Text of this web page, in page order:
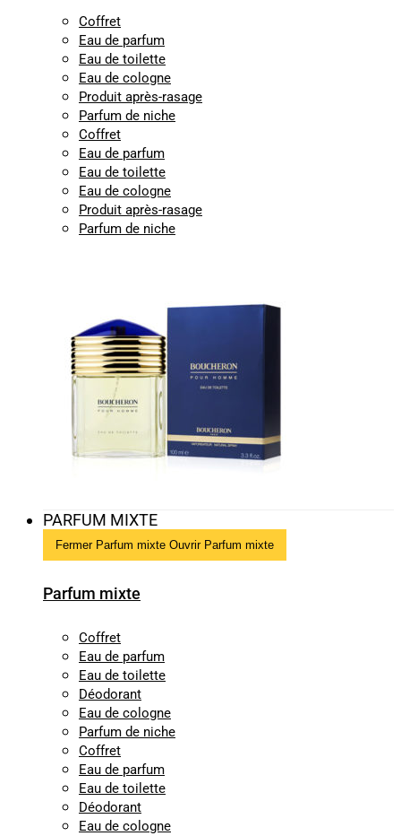
Coffret
Eau de parfum
Eau de toilette
Eau de cologne
Produit après-rasage
Parfum de niche
Coffret
Eau de parfum
Eau de toilette
Eau de cologne
Produit après-rasage
Parfum de niche
PARFUM MIXTE
Fermer Parfum mixte Ouvrir Parfum mixte
Parfum mixte
Coffret
Eau de parfum
Eau de toilette
Déodorant
Eau de cologne
Parfum de niche
Coffret
Eau de parfum
Eau de toilette
Déodorant
Eau de cologne